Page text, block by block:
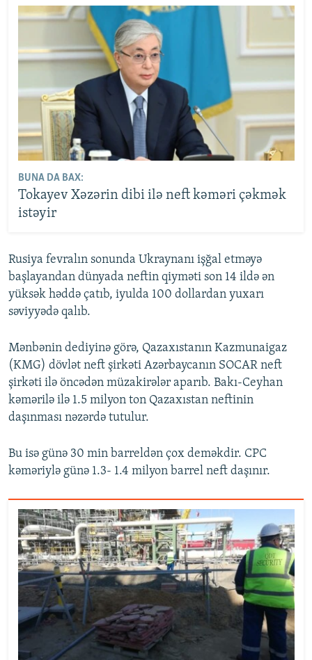
BUNA DA BAX:
Tokayev Xəzərin dibi ilə neft kəməri çəkmək
istəyir
Rusiya fevralın sonunda Ukraynanı işğal etməyə
başlayandan dünyada neftin qiyməti son 14 ildə ən
yüksək həddə çatıb, iyulda 100 dollardan yuxarı
səviyyədə qalıb.
Mənbənin dediyinə görə, Qazaxıstanın Kazmunaigaz
(KMG) dövlət neft şirkəti Azərbaycanın SOCAR neft
şirkəti ilə öncədən müzakirələr aparıb. Bakı-Ceyhan
kəmərilə ilə 1.5 milyon ton Qazaxıstan neftinin
daşınması nəzərdə tutulur.
Bu isə günə 30 min barreldən çox deməkdir. CPC
kəməriylə günə 1.3- 1.4 milyon barrel neft daşınır.